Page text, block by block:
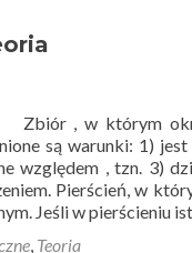
w którym
są warunki: 1)
względem , tzn. 3)
Pierścień, w
Jeśli w pierścieniu
, Teoria